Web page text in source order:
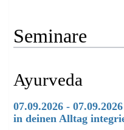
Seminare
Ayurveda
07.09.2026 -
in deinen Alltag